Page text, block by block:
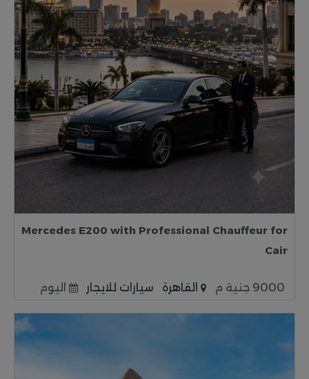
Mercedes E200 with Professional Chauffeur for
Cair
9000 جنية م القاهرة سيارات للايجار اليوم